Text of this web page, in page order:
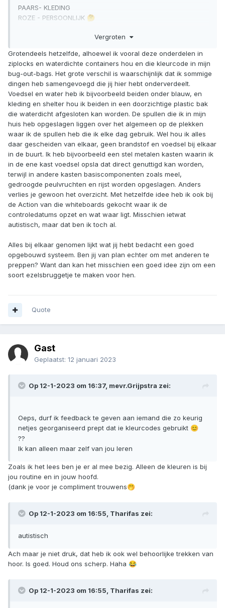
PAARS- KLEDING
ROZE - PERSOONLIJK 🤔
DONKER GRIJS - KOOKWARE
ZWART - GEREEDSCHAP/WAPENS
Vergroten
Grotendeels hetzelfde, alhoewel ik vooral deze onderdelen in
ziplocks en waterdichte containers hou en die kleurcode in mijn
bug-out-bags. Het grote verschil is waarschijnlijk dat ik sommige
dingen heb samengevoegd die jij hier hebt onderverdeelt.
Voedsel en water heb ik bijvoorbeeld beiden onder blauw, en
kleding en shelter hou ik beiden in een doorzichtige plastic bak
die waterdicht afgesloten kan worden. De spullen die ik in mijn
huis heb opgeslagen liggen over het algemeen op de plekken
waar ik de spullen heb die ik elke dag gebruik. Wel hou ik alles
daar gescheiden van elkaar, geen brandstof en voedsel bij elkaar
in de buurt. Ik heb bijvoorbeeld een stel metalen kasten waarin ik
in de ene kast voedsel opsla dat direct genuttigd kan worden,
terwijl in andere kasten basiscomponenten zoals meel,
gedroogde peulvruchten en rijst worden opgeslagen. Anders
verlies je gewoon het overzicht. Met hetzelfde idee heb ik ook bij
de Action van die whiteboards gekocht waar ik de
controledatums opzet en wat waar ligt. Misschien ietwat
autistisch, maar dat ben ik toch al.
Alles bij elkaar genomen lijkt wat jij hebt bedacht een goed
opgebouwd systeem. Ben jij van plan echter om met anderen te
preppen? Want dan kan het misschien een goed idee zijn om een
soort ezelsbruggetje te maken voor hen.
Quote
Gast
Geplaatst: 12 januari 2023
Op 12-1-2023 om 16:37, mevr.Grijpstra zei:
Oeps, durf ik feedback te geven aan iemand die zo keurig
netjes georganiseerd prept dat ie kleurcodes gebruikt 😊
??
Ik kan alleen maar zelf van jou leren
Zoals ik het lees ben je er al mee bezig. Alleen de kleuren is bij
jou routine en in jouw hoofd.
(dank je voor je compliment trouwens🤭
Op 12-1-2023 om 16:55, Tharifas zei:
autistisch
Ach maar je niet druk, dat heb ik ook wel behoorlijke trekken van
hoor. Is goed. Houd ons scherp. Haha 😂
Op 12-1-2023 om 16:55, Tharifas zei: